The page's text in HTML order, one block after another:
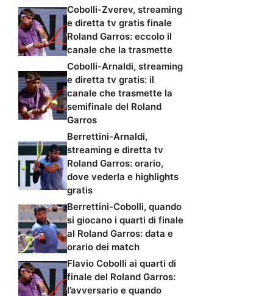
Cobolli-Zverev, streaming
e diretta tv gratis finale
Roland Garros: eccolo il
canale che la trasmette
Cobolli-Arnaldi, streaming
e diretta tv gratis: il
canale che trasmette la
semifinale del Roland
Garros
Berrettini-Arnaldi,
streaming e diretta tv
Roland Garros: orario,
dove vederla e highlights
gratis
Berrettini-Cobolli, quando
si giocano i quarti di finale
al Roland Garros: data e
orario dei match
Flavio Cobolli ai quarti di
finale del Roland Garros:
l’avversario e quando